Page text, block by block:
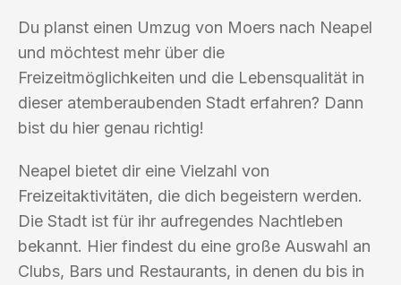
Du planst einen Umzug von Moers nach Neapel
und möchtest mehr über die
Freizeitmöglichkeiten und die Lebensqualität in
dieser atemberaubenden Stadt erfahren? Dann
bist du hier genau richtig!
Neapel bietet dir eine Vielzahl von
Freizeitaktivitäten, die dich begeistern werden.
Die Stadt ist für ihr aufregendes Nachtleben
bekannt. Hier findest du eine große Auswahl an
Clubs, Bars und Restaurants, in denen du bis in